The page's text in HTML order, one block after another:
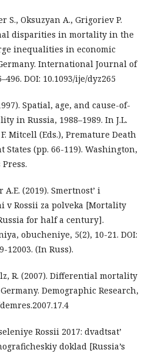
S., Oksuzyan A., Grigoriev P.
disparities in mortality in the
inequalities in economic
International Journal of
DOI: 10.1093/ije/dyz265
Spatial, age, and cause-of-
in Russia, 1988–1989. In J.L.
Mitcell (Eds.), Premature Death
(pp. 66-119). Washington,
(2019). Smertnost’ i
v Rossii za polveka [Mortality
for half a century].
obucheniye, 5(2), 10-21. DOI:
12003. (In Russ).
R. (2007). Differential mortality
Demographic Research,
Rossii 2017: dvadtsat’
doklad [Russia’s